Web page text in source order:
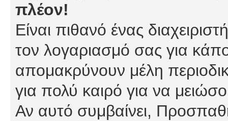
πλέον!
Είναι πιθανό ένας
τον λογαριασμό σας για
απομακρύνουν μέλη
για πολύ καιρό για να
Αν αυτό συμβαίνει,